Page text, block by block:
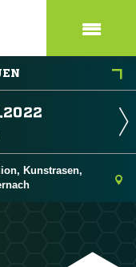
Kunstrasen,